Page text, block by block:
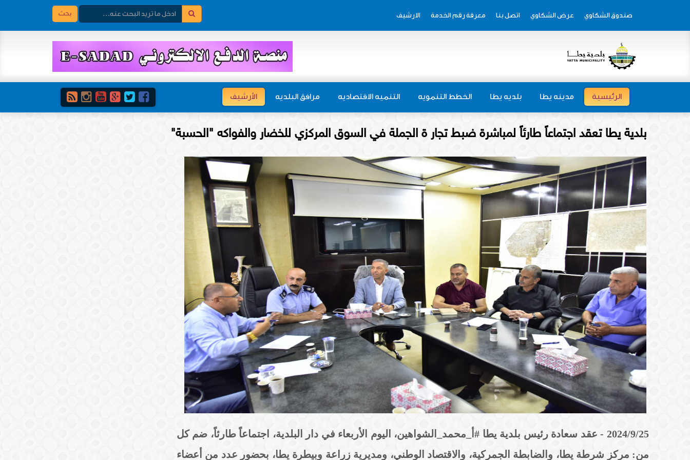
بحث صندوق الشكاوي عرض الشكاوي اتصل بنا معرفة رقم الخدمة الارشيف
الرئيسية مدينه يطا بلديه يطا الخطط التنمويه التنميه الاقتصاديه مرافق البلديه الأرشيف
بلدية يطا تعقد اجتماعاً طارئاً لمباشرة ضبط تجار ة الجملة في السوق المركزي للخضار والفواكه "الحسبة"
2024/9/25 - عقد سعادة رئيس بلدية يطا #أ_محمد_الشواهين، اليوم الأربعاء في دار البلدية، اجتماعاً طارئاً، ضم كل
من: مركز شرطة يطا، والضابطة الجمركية، والاقتصاد الوطني، ومديرية زراعة وبيطرة يطا، بحضور عدد من أعضاء